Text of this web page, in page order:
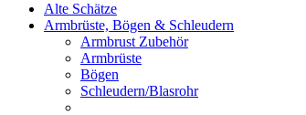
Alte Schätze
Armbrüste, Bögen & Schleudern
Armbrust Zubehör
Armbrüste
Bögen
Schleudern/Blasrohr